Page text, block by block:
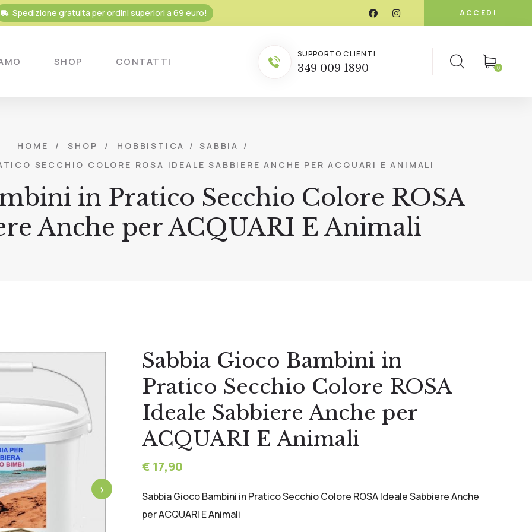
Spedizione gratuita per ordini superiori a 69 euro! ACCEDI
SHOP CONTATTI
SUPPORTO CLIENTI
349 009 1890 0
HOME / SHOP / HOBBISTICA / SABBIA
/
SECCHIO COLORE ROSA IDEALE SABBIERE ANCHE PER ACQUARI E ANIMALI
in Pratico Secchio Colore ROSA
Anche per ACQUARI E Animali
›
Sabbia Gioco Bambini in
Pratico Secchio Colore ROSA
Ideale Sabbiere Anche per
ACQUARI E Animali
€ 17,90
Sabbia Gioco Bambini in Pratico Secchio Colore ROSA Ideale Sabbiere Anche
per ACQUARI E Animali